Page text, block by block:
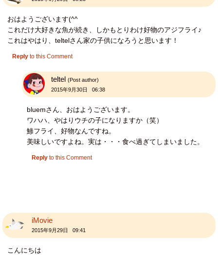
おはようございます(^^
これだけ大好きな魚が続き、しかもとりわけ好物のアジフライ♪
これはやはり、teltelさん家の子供になろうと思います！
Reply to this Comment
teltel (Post author)
2015年9月30日 06:38
bluemさん、おはようございます。
ワハハ、やはりウチの子になりますか（笑）
鯵フライ、好物なんですね。
美味しいですよね。実は・・・食べ過ぎてしまいました。
Reply to this Comment
iMovie
2015年9月29日 09:41
こんにちは